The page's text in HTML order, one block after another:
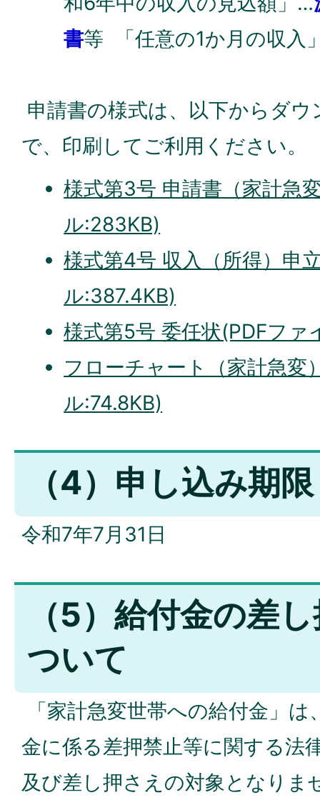
書等 「任意の1か月の収入
申請書の様式は、以下からダ
で、印刷してご利用ください。
様式第3号 申請書（家計急
ル:283KB)
様式第4号 収入（所得）申
ル:387.4KB)
様式第5号 委任状(PDFファ
フローチャート（家計急変
ル:74.8KB)
（4）申し込み期限
令和7年7月31日
（5）給付金の差
ついて
「家計急変世帯への給付金」
金に係る差押禁止等に関する法
及び差し押さえの対象となりま